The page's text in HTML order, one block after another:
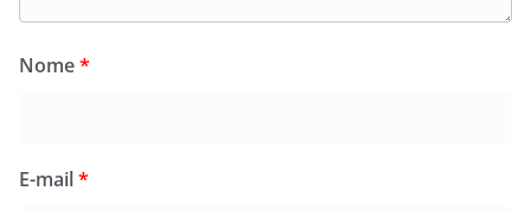
Nome*
E-mail*